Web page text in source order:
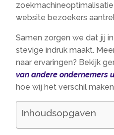
website bezoekers
Samen zorgen we dat jij
stevige indruk maakt.
naar ervaringen? Bekijk
van andere ondernemers
hoe wij het verschil
Inhoudsopgaven